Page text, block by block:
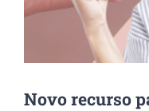
Novo recurso